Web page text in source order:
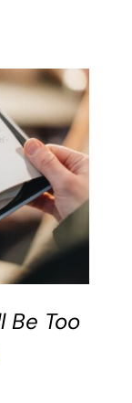
Be Too